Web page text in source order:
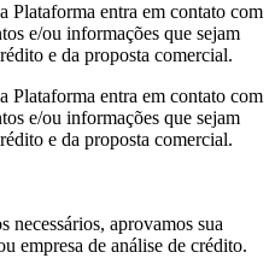
Plataforma entra em contato com
e/ou informações que sejam
e da proposta comercial.
Plataforma entra em contato com
e/ou informações que sejam
e da proposta comercial.
necessários, aprovamos sua
empresa de análise de crédito.